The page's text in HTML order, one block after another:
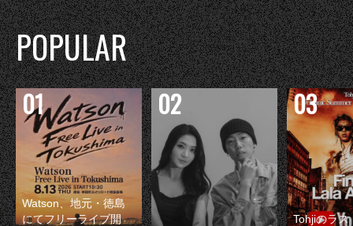
POPULAR
Watson、地元・徳島
にてフリーライブ開
Tohjiのラス